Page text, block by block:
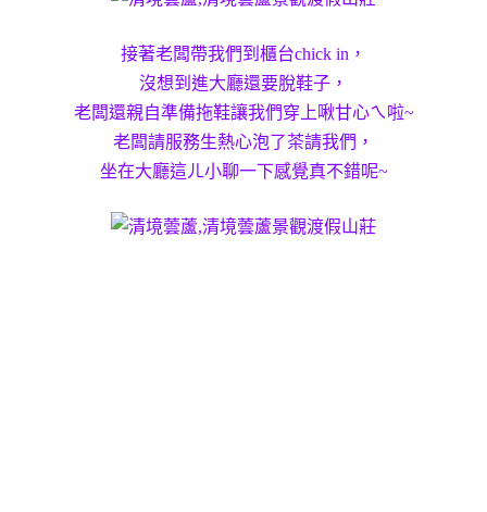
接著老闆帶我們到櫃台chick in，
沒想到進大廳還要脫鞋子，
老闆還親自準備拖鞋讓我們穿上啾甘心ㄟ啦~
老闆請服務生熱心泡了茶請我們，
坐在大廳這ㄦ小聊一下感覺真不錯呢~